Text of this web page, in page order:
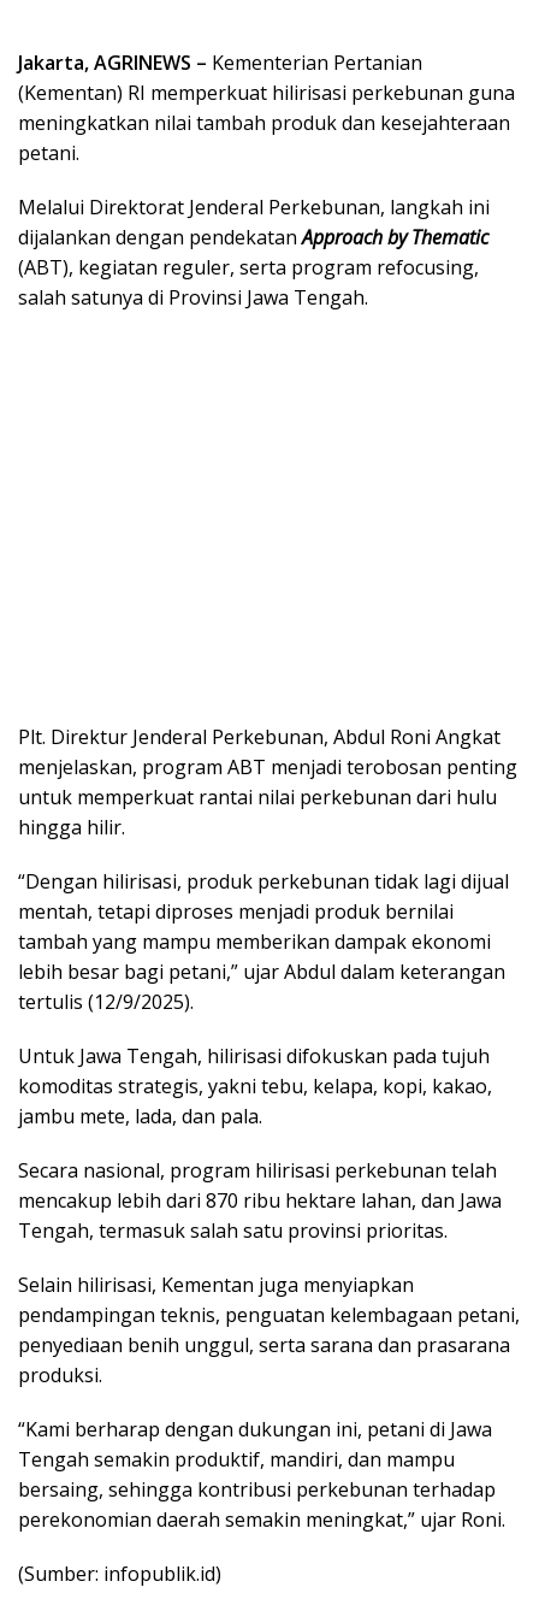
Jakarta, AGRINEWS – Kementerian Pertanian
(Kementan) RI memperkuat hilirisasi perkebunan guna
meningkatkan nilai tambah produk dan kesejahteraan
petani.
Melalui Direktorat Jenderal Perkebunan, langkah ini
dijalankan dengan pendekatanApproach by Thematic
(ABT), kegiatan reguler, serta program refocusing,
salah satunya di Provinsi Jawa Tengah.
Plt. Direktur Jenderal Perkebunan, Abdul Roni Angkat
menjelaskan, program ABT menjadi terobosan penting
untuk memperkuat rantai nilai perkebunan dari hulu
hingga hilir.
“Dengan hilirisasi, produk perkebunan tidak lagi dijual
mentah, tetapi diproses menjadi produk bernilai
tambah yang mampu memberikan dampak ekonomi
lebih besar bagi petani,” ujar Abdul dalam keterangan
tertulis (12/9/2025).
Untuk Jawa Tengah, hilirisasi difokuskan pada tujuh
komoditas strategis, yakni tebu, kelapa, kopi, kakao,
jambu mete, lada, dan pala.
Secara nasional, program hilirisasi perkebunan telah
mencakup lebih dari 870 ribu hektare lahan, dan Jawa
Tengah, termasuk salah satu provinsi prioritas.
Selain hilirisasi, Kementan juga menyiapkan
pendampingan teknis, penguatan kelembagaan petani,
penyediaan benih unggul, serta sarana dan prasarana
produksi.
“Kami berharap dengan dukungan ini, petani di Jawa
Tengah semakin produktif, mandiri, dan mampu
bersaing, sehingga kontribusi perkebunan terhadap
perekonomian daerah semakin meningkat,” ujar Roni.
(Sumber: infopublik.id)